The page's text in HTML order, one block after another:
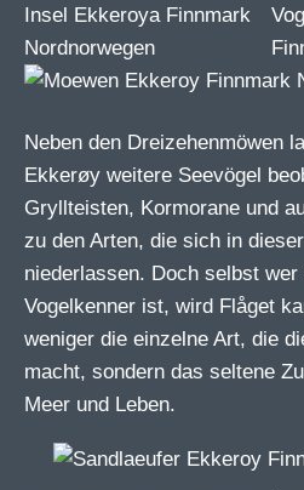
Neben den Dreizehenmöwen
Ekkerøy weitere Seevögel
Gryllteisten, Kormorane und
zu den Arten, die sich in
niederlassen. Doch selbst
Vogelkenner ist, wird Flåget
weniger die einzelne Art, die
macht, sondern das seltene
Meer und Leben.